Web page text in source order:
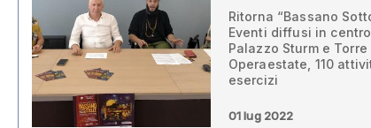
Ritorna “Bassano
Eventi diffusi in
Palazzo Sturm e
Operaestate, 110
esercizi
01 lug 2022